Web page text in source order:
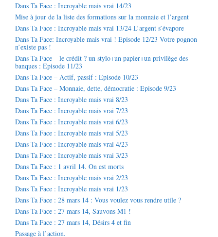
Dans Ta Face : Incroyable mais vrai 14/23
Mise à jour de la liste des formations sur la monnaie et l’argent
Dans Ta Face : Incroyable mais vrai 13/24 L’argent s’évapore
Dans Ta Face: Incroyable mais vrai ! Episode 12/23 Votre pognon
n’existe pas !
Dans Ta Face – le crédit ? un stylo+un papier+un privilège des
banques : Episode 11/23
Dans Ta Face – Actif, passif : Episode 10/23
Dans Ta Face – Monnaie, dette, démocratie : Episode 9/23
Dans Ta Face : Incroyable mais vrai 8/23
Dans Ta Face : Incroyable mais vrai 7/23
Dans Ta Face : Incroyable mais vrai 6/23
Dans Ta Face : Incroyable mais vrai 5/23
Dans Ta Face : Incroyable mais vrai 4/23
Dans Ta Face : Incroyable mais vrai 3/23
Dans Ta Face : 1 avril 14. On est morts
Dans Ta Face : Incroyable mais vrai 2/23
Dans Ta Face : Incroyable mais vrai 1/23
Dans Ta Face : 28 mars 14 : Vous voulez vous rendre utile ?
Dans Ta Face : 27 mars 14, Sauvons M1 !
Dans Ta Face : 27 mars 14, Désirs 4 et fin
Passage à l’action.